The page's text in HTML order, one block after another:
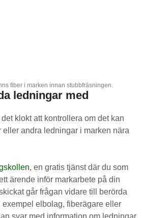
fiber i marken innan stubbfräsningen.
ledningar med
klokt att kontrollera om det kan
eller andra ledningar i marken nära
, en gratis tjänst där du som
ärende inför markarbete på din
går frågan vidare till berörda
exempel elbolag, fiberägare eller
svar med information om ledningar